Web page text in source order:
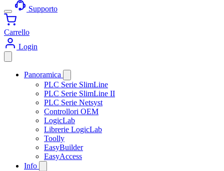
Supporto
Carrello
Login
Panoramica
PLC Serie SlimLine
PLC Serie SlimLine II
PLC Serie Netsyst
Controllori OEM
LogicLab
Librerie LogicLab
Toolly
EasyBuilder
EasyAccess
Info